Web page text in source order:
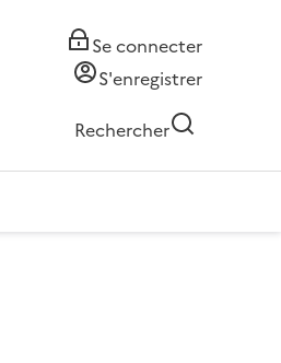
Se connecter
S'enregistrer
Rechercher